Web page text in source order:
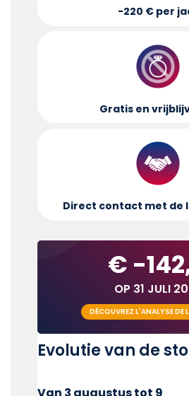
-220 € per
Gratis en
Direct contact met de
€ -
OP 31 JULI
DÉCOUVREZ L'ANALYSE DE
Evolutie van de